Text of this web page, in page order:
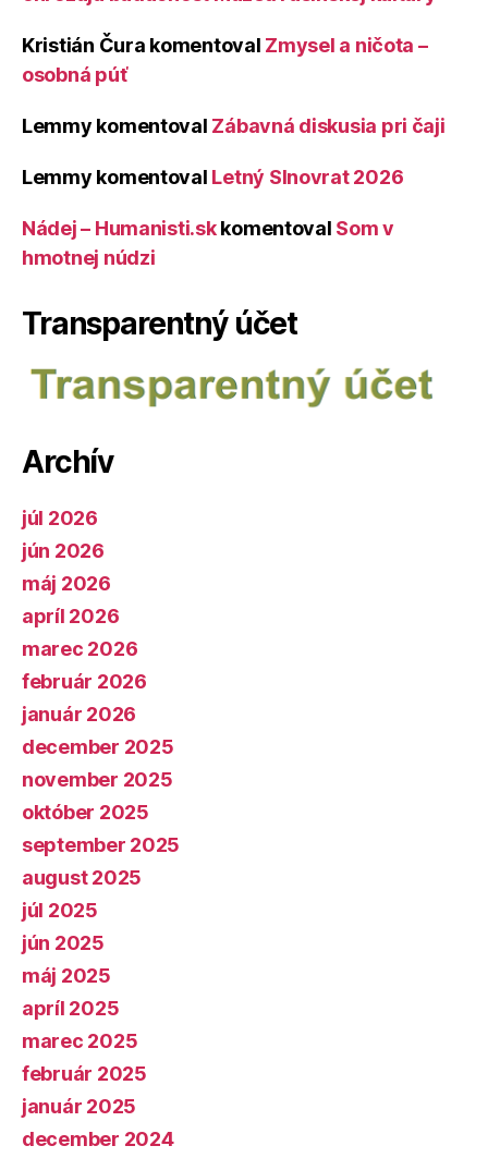
Kristián Čura komentoval Zmysel a ničota –
osobná púť
Lemmy komentoval Zábavná diskusia pri čaji
Lemmy komentoval Letný Slnovrat 2026
Nádej – Humanisti.skkomentoval Som v
hmotnej núdzi
Transparentný účet
Archív
júl 2026
jún 2026
máj 2026
apríl 2026
marec 2026
február 2026
január 2026
december 2025
november 2025
október 2025
september 2025
august 2025
júl 2025
jún 2025
máj 2025
apríl 2025
marec 2025
február 2025
január 2025
december 2024